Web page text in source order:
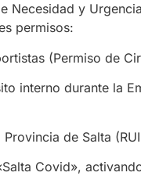
Necesidad y
permisos:
(Permiso de
interno durante la
de Salta
Covid»,